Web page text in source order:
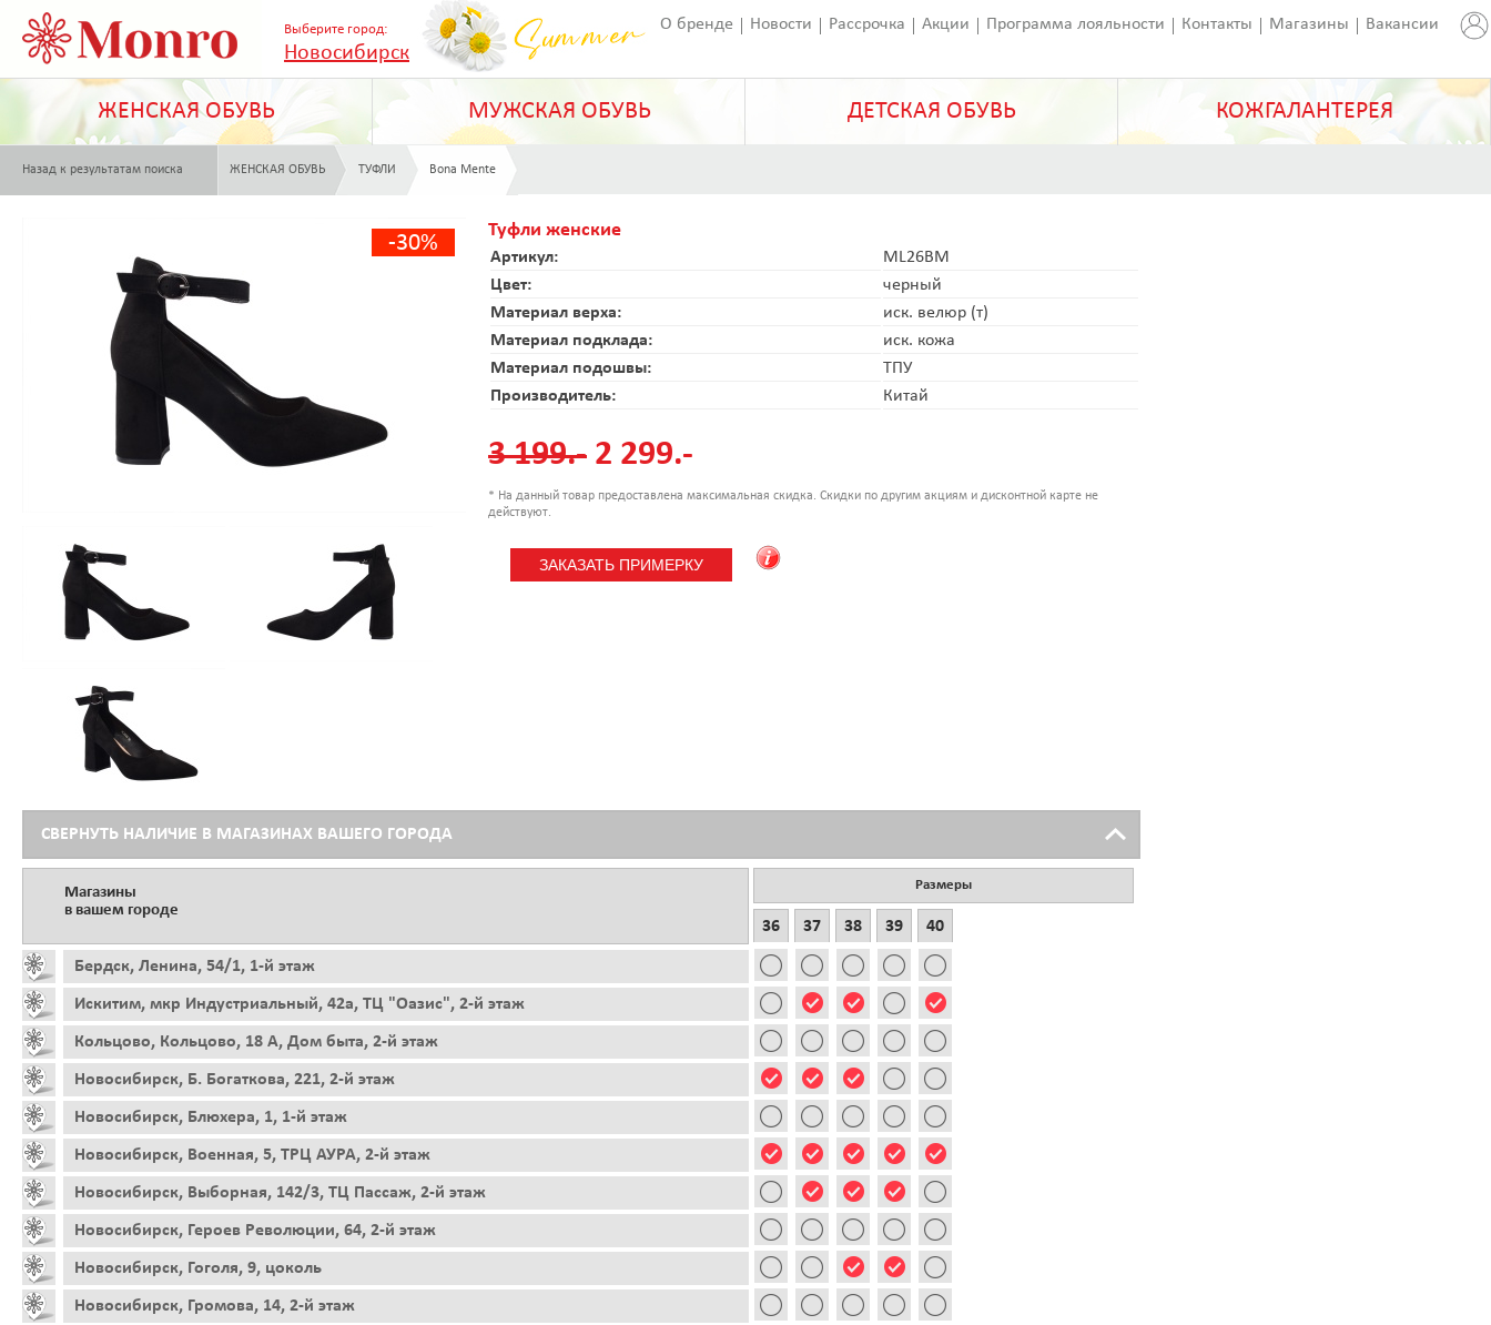
Выберите город:
Новосибирск
О бренде Новости Рассрочка Акции Программа лояльности Контакты Магазины Вакансии
ЖЕНСКАЯ ОБУВЬ МУЖСКАЯ ОБУВЬ ДЕТСКАЯ ОБУВЬ КОЖГАЛАНТЕРЕЯ
Назад к результатам поиска ЖЕНСКАЯ ОБУВЬ ТУФЛИ Bona Mente
-30%
Туфли женские
Артикул:
ML26BM
Цвет:
черный
Материал верха:
иск. велюр (т)
Материал подклада:
иск. кожа
Материал подошвы:
ТПУ
Производитель:
Китай
3 199.- 2 299.-
* На данный товар предоставлена максимальная скидка. Скидки по другим акциям и дисконтной карте не
действуют.
СВЕРНУТЬ НАЛИЧИЕ В МАГАЗИНАХ ВАШЕГО ГОРОДА
Магазины
в вашем городе
Бердск, Ленина, 54/1, 1-й этаж
Искитим, мкр Индустриальный, 42а, ТЦ "Оазис", 2-й этаж
Кольцово, Кольцово, 18 А, Дом быта, 2-й этаж
Новосибирск, Б. Богаткова, 221, 2-й этаж
Новосибирск, Блюхера, 1, 1-й этаж
Новосибирск, Военная, 5, ТРЦ АУРА, 2-й этаж
Новосибирск, Выборная, 142/3, ТЦ Пассаж, 2-й этаж
Новосибирск, Героев Революции, 64, 2-й этаж
Новосибирск, Гоголя, 9, цоколь
Новосибирск, Громова, 14, 2-й этаж
Размеры
36 37 38 39 40